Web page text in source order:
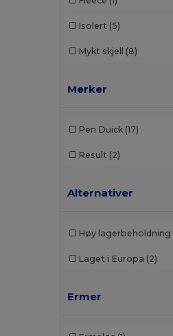
Isolert (5)
Mykt skjell (8)
Merker
Pen Duick (17)
Result (2)
Alternativer
Høy lagerbeholdning
Laget i Europa (2)
Ermer